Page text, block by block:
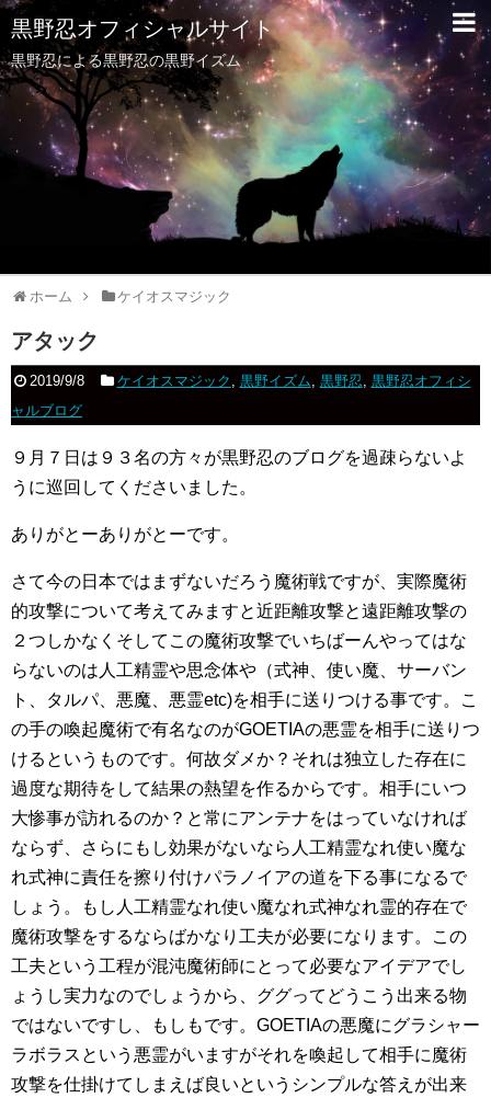
黒野忍オフィシャルサイト
黒野忍による黒野忍の黒野イズム
ホーム ケイオスマジック
アタック
2019/9/8 ケイオスマジック , 黒野イズム, 黒野忍, 黒野忍オフィシ
ャルブログ
９月７日は９３名の方々が黒野忍のブログを過疎らないよ
うに巡回してくださいました。
ありがとーありがとーです。
さて今の日本ではまずないだろう魔術戦ですが、実際魔術
的攻撃について考えてみますと近距離攻撃と遠距離攻撃の
２つしかなくそしてこの魔術攻撃でいちばーんやってはな
らないのは人工精霊や思念体や（式神、使い魔、サーバン
ト、タルパ、悪魔、悪霊etc)を相手に送りつける事です。こ
の手の喚起魔術で有名なのがGOETIAの悪霊を相手に送りつ
けるというものです。何故ダメか？それは独立した存在に
過度な期待をして結果の熱望を作るからです。相手にいつ
大惨事が訪れるのか？と常にアンテナをはっていなければ
ならず、さらにもし効果がないなら人工精霊なれ使い魔な
れ式神に責任を擦り付けパラノイアの道を下る事になるで
しょう。もし人工精霊なれ使い魔なれ式神なれ霊的存在で
魔術攻撃をするならばかなり工夫が必要になります。この
工夫という工程が混沌魔術師にとって必要なアイデアでし
ょうし実力なのでしょうから、ググってどうこう出来る物
ではないですし、もしもです。GOETIAの悪魔にグラシャー
ラボラスという悪霊がいますがそれを喚起して相手に魔術
攻撃を仕掛けてしまえば良いというシンプルな答えが出来